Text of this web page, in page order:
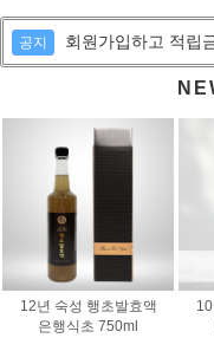
공지 회원가입하고 적립
12년 숙성 행초발효액
은행식초 750ml